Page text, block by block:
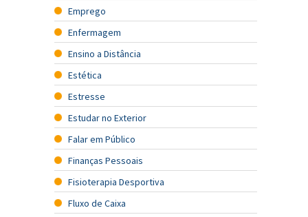
Emprego
Enfermagem
Ensino a Distância
Estética
Estresse
Estudar no Exterior
Falar em Público
Finanças Pessoais
Fisioterapia Desportiva
Fluxo de Caixa